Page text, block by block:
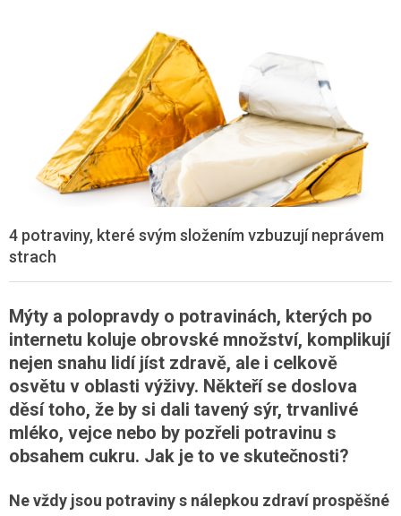
4 potraviny, které svým složením vzbuzují neprávem
strach
Mýty a polopravdy o potravinách, kterých po
internetu koluje obrovské množství, komplikují
nejen snahu lidí jíst zdravě, ale i celkově
osvětu v oblasti výživy. Někteří se doslova
děsí toho, že by si dali tavený sýr, trvanlivé
mléko, vejce nebo by pozřeli potravinu s
obsahem cukru. Jak je to ve skutečnosti?
Ne vždy jsou potraviny s nálepkou zdraví prospěšné